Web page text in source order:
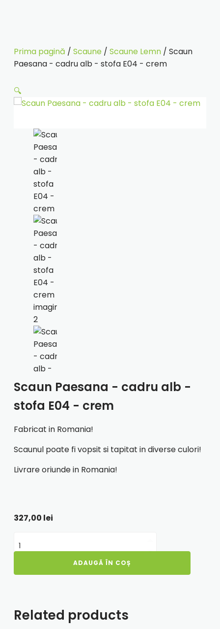
Prima pagină / Scaune / Scaune Lemn / Scaun
Paesana - cadru alb - stofa E04 - crem
🔍
Scaun Paesana - cadru alb -
stofa E04 - crem
Fabricat in Romania!
Scaunul poate fi vopsit si tapitat in diverse culori!
Livrare oriunde in Romania!
327,00 lei
Scaun
E04
ADAUGĂ ÎN COȘ
Related products